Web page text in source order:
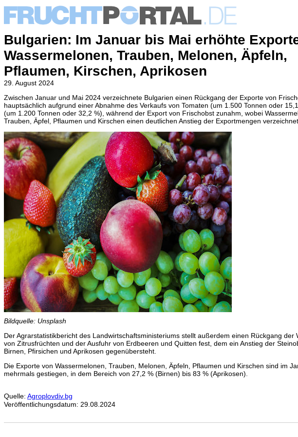
Bulgarien: Im Januar bis Mai erhöhte
Wassermelonen, Trauben, Melonen, Äpfeln,
Pflaumen, Kirschen, Aprikosen
29. August 2024
Zwischen Januar und Mai 2024 verzeichnete Bulgarien einen Rückgang der Exporte von
hauptsächlich aufgrund einer Abnahme des Verkaufs von Tomaten (um 1.500 Tonnen oder
(um 1.200 Tonnen oder 32,2 %), während der Export von Frischobst zunahm, wobei
Trauben, Äpfel, Pflaumen und Kirschen einen deutlichen Anstieg der Exportmengen
Bildquelle: Unsplash
Der Agrarstatistikbericht des Landwirtschaftsministeriums stellt außerdem einen Rückgang der
von Zitrusfrüchten und der Ausfuhr von Erdbeeren und Quitten fest, dem ein Anstieg der
Birnen, Pfirsichen und Aprikosen gegenübersteht.
Die Exporte von Wassermelonen, Trauben, Melonen, Äpfeln, Pflaumen und Kirschen sind im
mehrmals gestiegen, in dem Bereich von 27,2 % (Birnen) bis 83 % (Aprikosen).
Quelle: Agroplovdiv.bg
Veröffentlichungsdatum: 29.08.2024